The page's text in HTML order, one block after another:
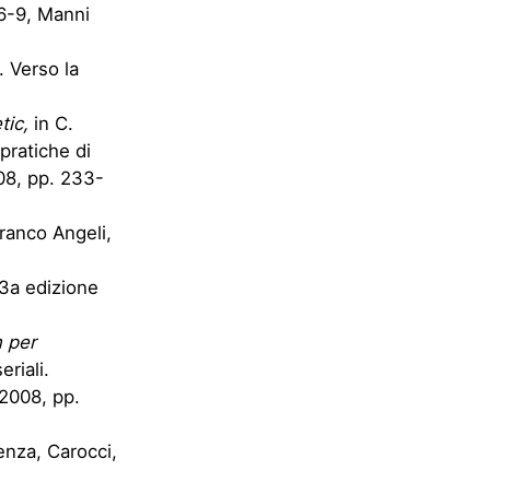
9, Manni
Verso la
in C.
di
pp. 233-
Angeli,
edizione
per
pp.
Carocci,